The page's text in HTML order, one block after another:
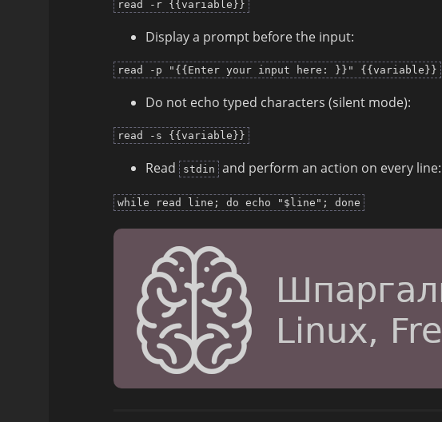
read -r {{variable}}
Display a prompt before the input:
read -p "{{Enter your input here: }}" {{variable}}
Do not echo typed characters (silent mode):
read -s {{variable}}
Read stdin and perform an action on every line:
while read line; do echo "$line"; done